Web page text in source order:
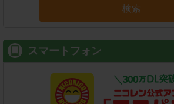
検索
スマートフォン